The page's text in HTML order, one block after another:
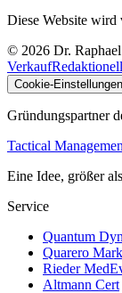
Diese Website wird
© 2026 Dr.
Verkauf
Cookie-Einstellungen
Gründungspartner
Tactical
Eine Idee, größer
Service
Quantum
Quarero
Rieder
Altmann Cert